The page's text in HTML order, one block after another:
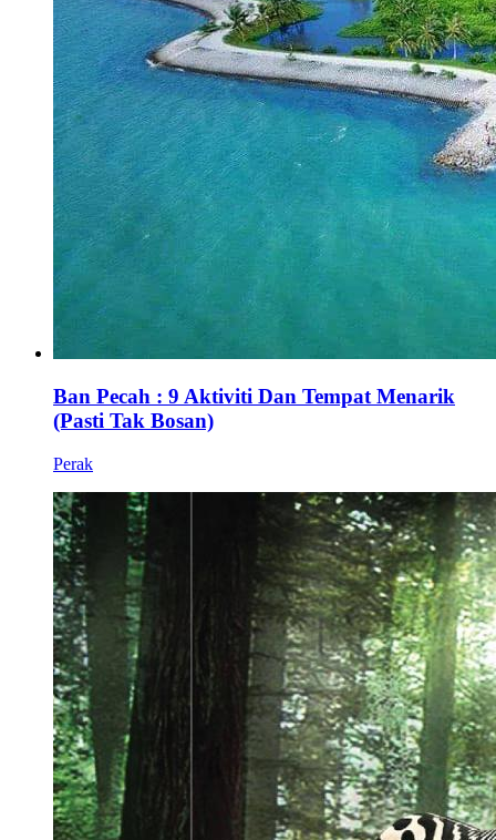
Ban Pecah : 9 Aktiviti Dan Tempat Menarik
(Pasti Tak Bosan)
Perak